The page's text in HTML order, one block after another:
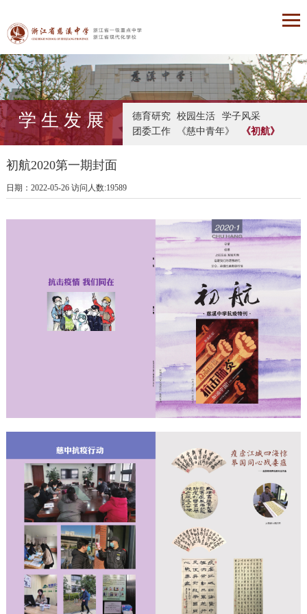
学 生 发 展 德育研究 校园生活
学子风采
团委工作
《慈中青年》 《初航》
初航2020第一期封面
日期：2022-05-26 访问人数:19589